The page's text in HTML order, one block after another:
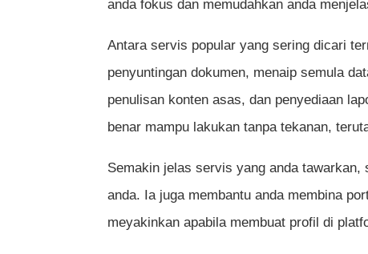
anda fokus dan memudahkan anda
Antara servis popular yang sering dicari
penyuntingan dokumen, menaip semula
penulisan konten asas, dan penyediaan
benar mampu lakukan tanpa tekanan,
Semakin jelas servis yang anda
anda. Ia juga membantu anda membina
meyakinkan apabila membuat profil di